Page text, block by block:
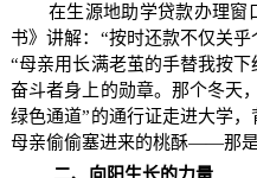
在生源地助学贷款办理窗
书》讲解：“按时还款不仅关乎
“母亲用长满老茧的手替我按
奋斗者身上的勋章。那个冬天
绿色通道”的通行证走进大学
母亲偷偷塞进来的桃酥——那是